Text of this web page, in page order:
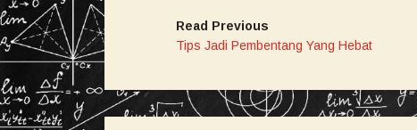
Read Previous
Tips Jadi Pembentang Yang Hebat